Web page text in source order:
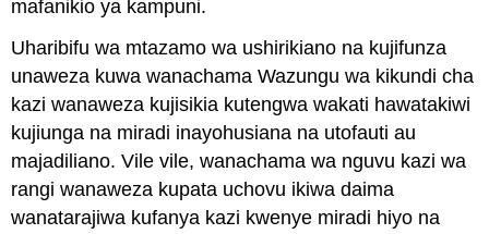
mafanikio ya kampuni.
Uharibifu wa mtazamo wa ushirikiano na kujifunza
unaweza kuwa wanachama Wazungu wa kikundi cha
kazi wanaweza kujisikia kutengwa wakati hawatakiwi
kujiunga na miradi inayohusiana na utofauti au
majadiliano. Vile vile, wanachama wa nguvu kazi wa
rangi wanaweza kupata uchovu ikiwa daima
wanatarajiwa kufanya kazi kwenye miradi hiyo na